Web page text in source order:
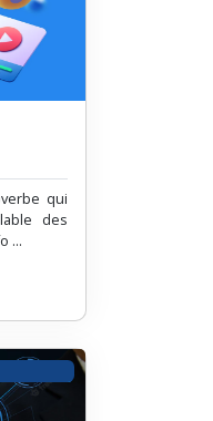
qui
des
...